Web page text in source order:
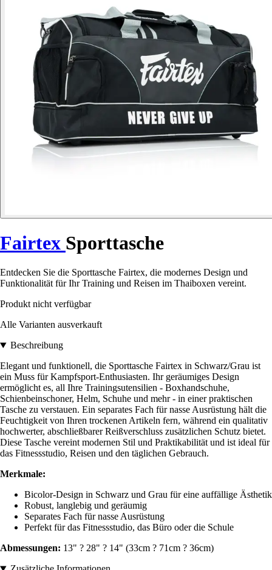
Fairtex Sporttasche
Entdecken Sie die Sporttasche Fairtex, die modernes Design und
Funktionalität für Ihr Training und Reisen im Thaiboxen vereint.
Produkt nicht verfügbar
Alle Varianten ausverkauft
Beschreibung
Elegant und funktionell, die Sporttasche Fairtex in Schwarz/Grau ist
ein Muss für Kampfsport-Enthusiasten. Ihr geräumiges Design
ermöglicht es, all Ihre Trainingsutensilien - Boxhandschuhe,
Schienbeinschoner, Helm, Schuhe und mehr - in einer praktischen
Tasche zu verstauen. Ein separates Fach für nasse Ausrüstung hält die
Feuchtigkeit von Ihren trockenen Artikeln fern, während ein qualitativ
hochwerter, abschließbarer Reißverschluss zusätzlichen Schutz bietet.
Diese Tasche vereint modernen Stil und Praktikabilität und ist ideal für
das Fitnessstudio, Reisen und den täglichen Gebrauch.
Merkmale:
Bicolor-Design in Schwarz und Grau für eine auffällige Ästhetik
Robust, langlebig und geräumig
Separates Fach für nasse Ausrüstung
Perfekt für das Fitnessstudio, das Büro oder die Schule
Abmessungen: 13" ? 28" ? 14" (33cm ? 71cm ? 36cm)